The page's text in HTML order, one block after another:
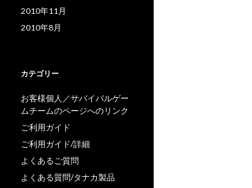
2010年11月
2010年8月
カテゴリー
お客様個人／サバイバルゲー
ムチームのページへのリンク
ご利用ガイド
ご利用ガイド/詳細
よくあるご質問
よくある質問/タナカ製品